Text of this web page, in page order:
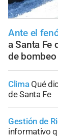
Ante el
a Santa Fe
de bombeo
Clima Qué
de Santa Fe
Gestión de
informativo